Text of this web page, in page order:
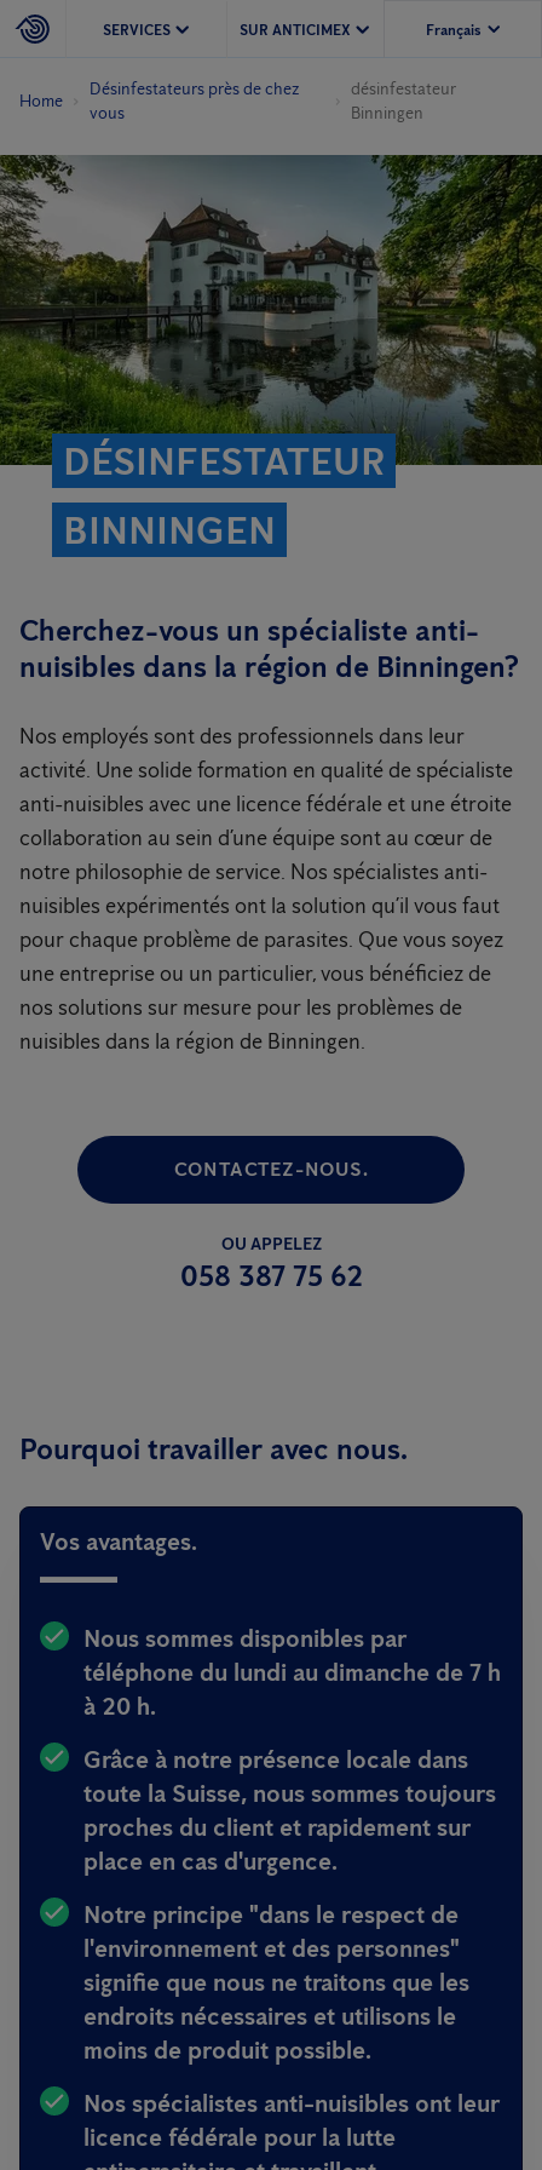
SERVICES SUR ANTICIMEX
Home
Désinfestateurs près de chez
vous
désinfestateur
Binningen
DÉSINFESTATEUR
BINNINGEN
Cherchez-vous un spécialiste anti-
nuisibles dans la région de Binningen?
Nos employés sont des professionnels dans leur
activité. Une solide formation en qualité de spécialiste
anti-nuisibles avec une licence fédérale et une étroite
collaboration au sein d’une équipe sont au cœur de
notre philosophie de service. Nos spécialistes anti-
nuisibles expérimentés ont la solution qu’il vous faut
pour chaque problème de parasites. Que vous soyez
une entreprise ou un particulier, vous bénéficiez de
nos solutions sur mesure pour les problèmes de
nuisibles dans la région de Binningen.
CONTACTEZ-NOUS.
OU APPELEZ
058 387 75 62
Pourquoi travailler avec nous.
Vos avantages.
Nous sommes disponibles par
téléphone du lundi au dimanche de 7 h
à 20 h.
Grâce à notre présence locale dans
toute la Suisse, nous sommes toujours
proches du client et rapidement sur
place en cas d'urgence.
Notre principe "dans le respect de
l'environnement et des personnes"
signifie que nous ne traitons que les
endroits nécessaires et utilisons le
moins de produit possible.
Nos spécialistes anti-nuisibles ont leur
licence fédérale pour la lutte